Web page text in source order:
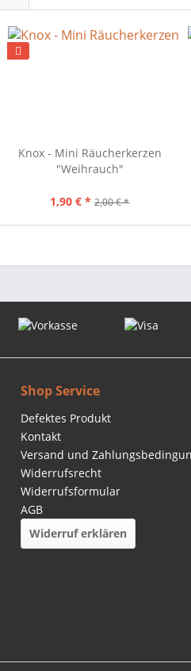
Knox - Mini Räucherkerzen
"Weihrauch"
1,90 € * 2,00 € *
Shop Service
Defektes Produkt
Kontakt
Versand und
Widerrufsrecht
Widerrufsformular
AGB
Widerruf erklären